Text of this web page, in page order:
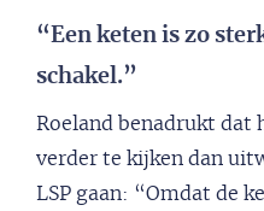
“Een keten is zo
schakel.”
Roeland benadrukt dat
verder te kijken dan
LSP gaan: “Omdat de